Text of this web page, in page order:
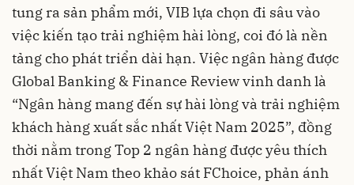
tung ra sản phẩm mới, VIB lựa chọn đi sâu vào
việc kiến tạo trải nghiệm hài lòng, coi đó là nền
tảng cho phát triển dài hạn. Việc ngân hàng được
Global Banking & Finance Review vinh danh là
“Ngân hàng mang đến sự hài lòng và trải nghiệm
khách hàng xuất sắc nhất Việt Nam 2025”, đồng
thời nằm trong Top 2 ngân hàng được yêu thích
nhất Việt Nam theo khảo sát FChoice, phản ánh